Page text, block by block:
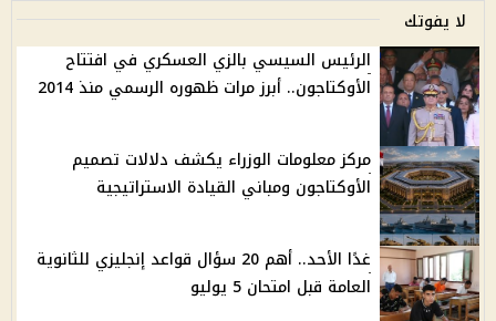
لا يفوتك
الرئيس السيسي بالزي العسكري في افتتاح
الأوكتاجون.. أبرز مرات ظهوره الرسمي منذ 2014
مركز معلومات الوزراء يكشف دلالات تصميم
الأوكتاجون ومباني القيادة الاستراتيجية
غدًا الأحد.. أهم 20 سؤال قواعد إنجليزي للثانوية
العامة قبل امتحان 5 يوليو